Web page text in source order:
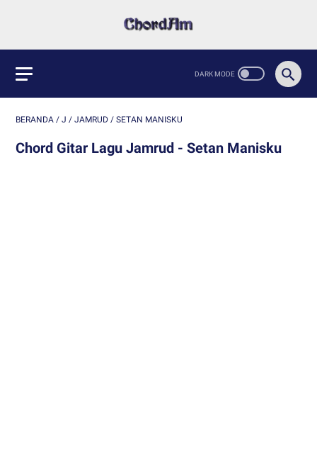
BERANDA / J / JAMRUD / SETAN MANISKU
Chord Gitar Lagu Jamrud - Setan Manisku